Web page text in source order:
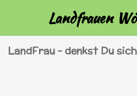
HauptinhaltLandfrauen
LandFrau – denkst Du